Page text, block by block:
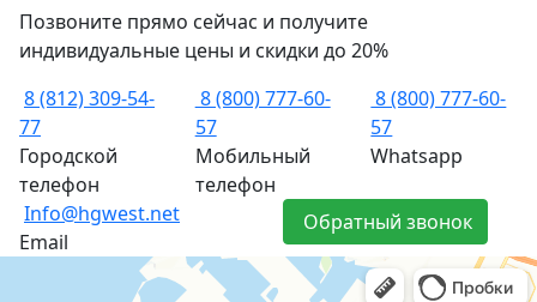
Позвоните прямо сейчас и получите
индивидуальные цены и скидки до 20%
8 (812) 309-54-
77
Городской
телефон
8 (800) 777-60-
57
Мобильный
телефон
8 (800) 777-60-
57
Whatsapp
Info@hgwest.net
Email
Обратный звонок